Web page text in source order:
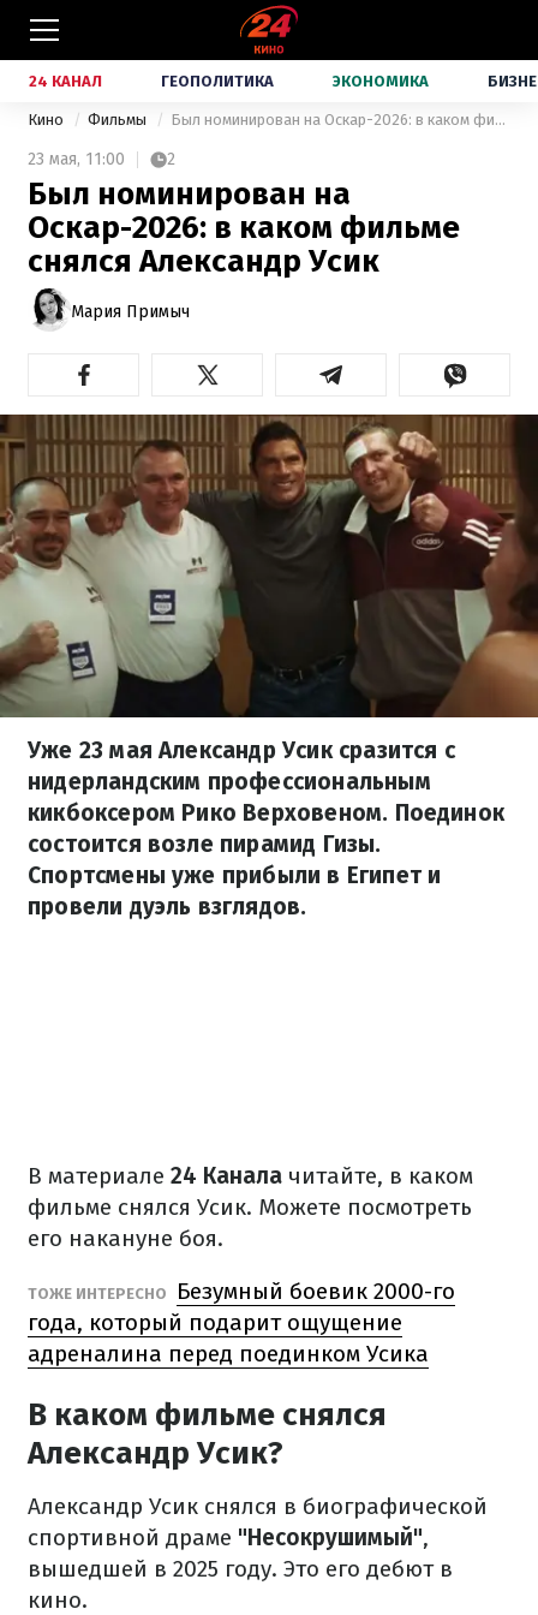
24 КАНАЛ ГЕОПОЛИТИКА ЭКОНОМИКА
Кино Фильмы Был номинирован на Оскар-2026: в каком фильме снялся Александр Усик
23 мая, 11:00 2
Был номинирован на
Оскар-2026: в каком фильме
снялся Александр Усик
Мария Примыч
Уже 23 мая Александр Усик сразится с
нидерландским профессиональным
кикбоксером Рико Верховеном. Поединок
состоится возле пирамид Гизы.
Спортсмены уже прибыли в Египет и
провели дуэль взглядов.
В материале 24 Канала читайте, в каком
фильме снялся Усик. Можете посмотреть
его накануне боя.
ТОЖЕ ИНТЕРЕСНО
Безумный боевик 2000-го
года, который подарит ощущение
адреналина перед поединком Усика
В каком фильме снялся
Александр Усик?
Александр Усик снялся в биографической
спортивной драме "Несокрушимый",
вышедшей в 2025 году. Это его дебют в
кино.